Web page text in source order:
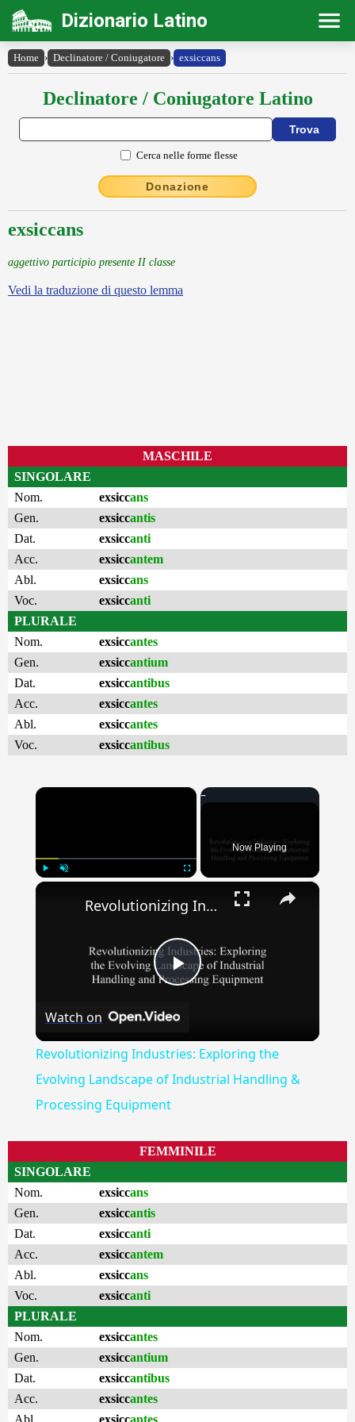
Dizionario Latino
Home › Declinatore / Coniugatore › exsiccans
Declinatore / Coniugatore Latino
Cerca nelle forme flesse
Donazione
exsiccans
aggettivo participio presente II classe
Vedi la traduzione di questo lemma
MASCHILE
SINGOLARE
Nom.
exsiccans
Gen.
exsiccantis
Dat.
exsiccanti
Acc.
exsiccantem
Abl.
exsiccans
Voc.
exsiccanti
PLURALE
Nom.
exsiccantes
Gen.
exsiccantium
Dat.
exsiccantibus
Acc.
exsiccantes
Abl.
exsiccantes
Voc.
exsiccantibus
×
Now Playing
×
Play
Revolutionizing Industries: Exploring the Evolving Landscape of Industrial Handling & Processing Equipment
Watch on
Revolutionizing Industries: Exploring the
Evolving Landscape of Industrial Handling &
Processing Equipment
FEMMINILE
SINGOLARE
Nom.
exsiccans
Gen.
exsiccantis
Dat.
exsiccanti
Acc.
exsiccantem
Abl.
exsiccans
Voc.
exsiccanti
PLURALE
Nom.
exsiccantes
Gen.
exsiccantium
Dat.
exsiccantibus
Acc.
exsiccantes